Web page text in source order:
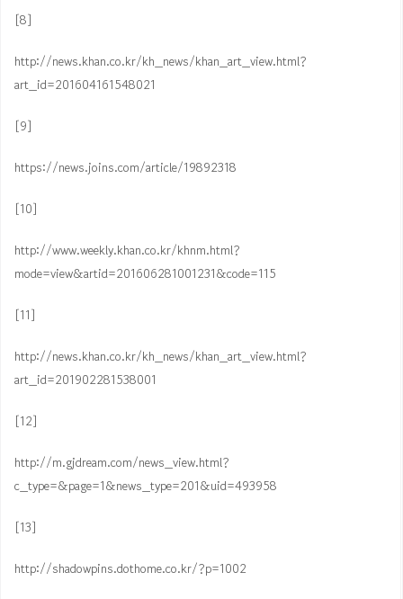
[8]
http://news.khan.co.kr/kh_news/khan_art_view.html?
art_id=201604161548021
[9]
https://news.joins.com/article/19892318
[10]
http://www.weekly.khan.co.kr/khnm.html?
mode=view&artid=201606281001231&code=115
[11]
http://news.khan.co.kr/kh_news/khan_art_view.html?
art_id=201902281538001
[12]
http://m.gjdream.com/news_view.html?
c_type=&page=1&news_type=201&uid=493958
[13]
http://shadowpins.dothome.co.kr/?p=1002